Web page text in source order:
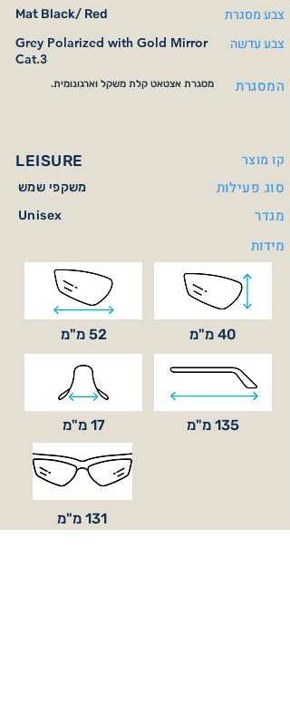
Mat Black/ Red צבע מסגרת
Grey Polarized with Gold Mirror
Cat.3
צבע עדשה
מסגרת אצטאט קלת משקל וארגונומית. המסגרת
LEISURE קו מוצר
משקפי שמש סוג פעילות
Unisex
מגדר
מידות
52 מ"מ 40 מ"מ
17 מ"מ 135 מ"מ
131 מ"מ